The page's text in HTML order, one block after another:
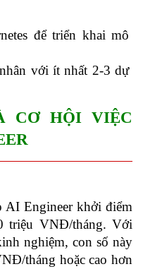
để triển khai mô
với ít nhất 2-3 dự
CƠ HỘI VIỆC
AI Engineer khởi điểm
triệu VNĐ/tháng. Với
nghiệm, con số này
tháng hoặc cao hơn